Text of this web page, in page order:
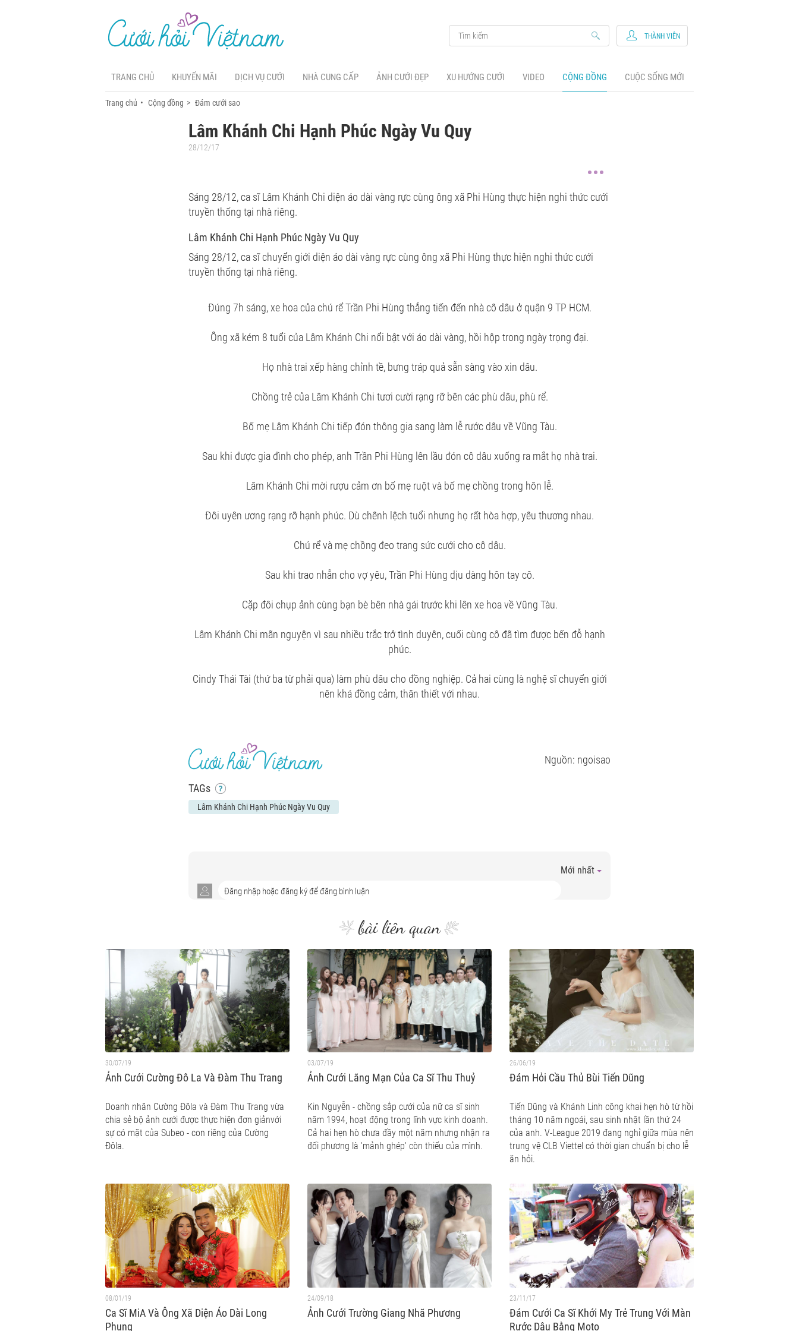
TRANG CHỦ KHUYẾN MÃI DỊCH VỤ CƯỚI NHÀ CUNG CẤP ẢNH CƯỚI ĐẸP XU HƯỚNG CƯỚI VIDEO CỘNG ĐỒNG CUỘC SỐNG MỚI
THÀNH VIÊN
Trang chủ Cộng đồng Đám cưới sao
Lâm Khánh Chi Hạnh Phúc Ngày Vu Quy
28/12/17
Sáng 28/12, ca sĩ Lâm Khánh Chi diện áo dài vàng rực cùng ông xã Phi Hùng thực hiện nghi thức cưới
truyền thống tại nhà riêng.
Lâm Khánh Chi Hạnh Phúc Ngày Vu Quy
Sáng 28/12, ca sĩ chuyển giới diện áo dài vàng rực cùng ông xã Phi Hùng thực hiện nghi thức cưới
truyền thống tại nhà riêng.
Đúng 7h sáng, xe hoa của chú rể Trần Phi Hùng thẳng tiến đến nhà cô dâu ở quận 9 TP HCM.
Ông xã kém 8 tuổi của Lâm Khánh Chi nổi bật với áo dài vàng, hồi hộp trong ngày trọng đại.
Họ nhà trai xếp hàng chỉnh tề, bưng tráp quả sẵn sàng vào xin dâu.
Chồng trẻ của Lâm Khánh Chi tươi cười rạng rỡ bên các phù dâu, phù rể.
Bố mẹ Lâm Khánh Chi tiếp đón thông gia sang làm lễ rước dâu về Vũng Tàu.
Sau khi được gia đình cho phép, anh Trần Phi Hùng lên lầu đón cô dâu xuống ra mắt họ nhà trai.
Lâm Khánh Chi mời rượu cảm ơn bố mẹ ruột và bố mẹ chồng trong hôn lễ.
Đôi uyên ương rạng rỡ hạnh phúc. Dù chênh lệch tuổi nhưng họ rất hòa hợp, yêu thương nhau.
Chú rể và mẹ chồng đeo trang sức cưới cho cô dâu.
Sau khi trao nhẫn cho vợ yêu, Trần Phi Hùng dịu dàng hôn tay cô.
Cặp đôi chụp ảnh cùng bạn bè bên nhà gái trước khi lên xe hoa về Vũng Tàu.
Lâm Khánh Chi mãn nguyện vì sau nhiều trắc trở tình duyên, cuối cùng cô đã tìm được bến đỗ hạnh
phúc.
Cindy Thái Tài (thứ ba từ phải qua) làm phù dâu cho đồng nghiệp. Cả hai cùng là nghệ sĩ chuyển giới
nên khá đồng cảm, thân thiết với nhau.
Nguồn: ngoisao
TAGs
Lâm Khánh Chi Hạnh Phúc Ngày Vu Quy
Mới nhất
bài liên quan
30/07/19
Ảnh Cưới Cường Đô La Và Đàm Thu Trang
Doanh nhân Cường Đôla và Đàm Thu Trang vừa
chia sẻ bộ ảnh cưới được thực hiện đơn giảnvới
sự có mặt của Subeo - con riêng của Cường
Đôla.
03/07/19
Ảnh Cưới Lãng Mạn Của Ca Sĩ Thu Thuỷ
Kin Nguyễn - chồng sắp cưới của nữ ca sĩ sinh
năm 1994, hoạt động trong lĩnh vực kinh doanh.
Cả hai hẹn hò chưa đầy một năm nhưng nhận ra
đối phương là 'mảnh ghép' còn thiếu của mình.
26/06/19
Đám Hỏi Cầu Thủ Bùi Tiến Dũng
Tiến Dũng và Khánh Linh công khai hẹn hò từ hồi
tháng 10 năm ngoái, sau sinh nhật lần thứ 24
của anh. V-League 2019 đang nghỉ giữa mùa nên
trung vệ CLB Viettel có thời gian chuẩn bị cho lễ
ăn hỏi.
08/01/19
Ca Sĩ MiA Và Ông Xã Diện Áo Dài Long
Phụng
24/09/18
Ảnh Cưới Trường Giang Nhã Phương
23/11/17
Đám Cưới Ca Sĩ Khới My Trẻ Trung Với Màn
Rước Dâu Bằng Moto